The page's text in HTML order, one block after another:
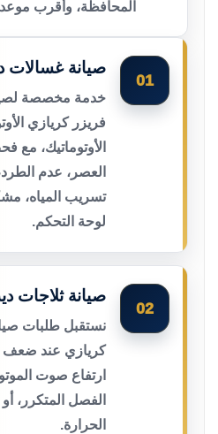
المحافظة، وأقرب
01
صيانة غسالات
خدمة مخصصة
فريزر كريازي
الأوتوماتيك،
العصر، عدم
تسريب المياه،
لوحة التحكم.
02
صيانة ثلاجات
نستقبل طلبات
كريازي عند ضعف
ارتفاع صوت
الفصل المتكرر،
الحرارة.